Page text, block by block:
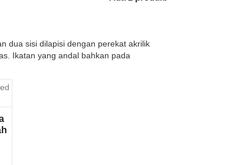
dua sisi dilapisi dengan perekat akrilik
Ikatan yang andal bahkan pada